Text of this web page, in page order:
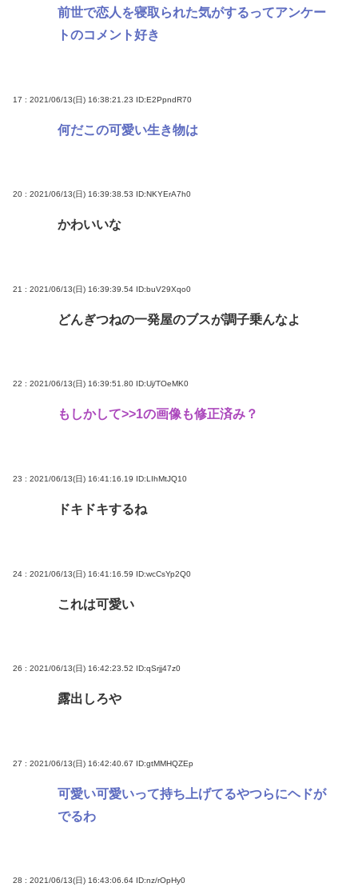
前世で恋人を寝取られた気がするってアンケー
トのコメント好き
17 : 2021/06/13(日) 16:38:21.23 ID:E2PpndR70
何だこの可愛い生き物は
20 : 2021/06/13(日) 16:39:38.53 ID:NKYErA7h0
かわいいな
21 : 2021/06/13(日) 16:39:39.54 ID:buV29Xqo0
どんぎつねの一発屋のブスが調子乗んなよ
22 : 2021/06/13(日) 16:39:51.80 ID:Uj/TOeMK0
もしかして>>1の画像も修正済み？
23 : 2021/06/13(日) 16:41:16.19 ID:LIhMtJQ10
ドキドキするね
24 : 2021/06/13(日) 16:41:16.59 ID:wcCsYp2Q0
これは可愛い
26 : 2021/06/13(日) 16:42:23.52 ID:qSrjj47z0
露出しろや
27 : 2021/06/13(日) 16:42:40.67 ID:gtMMHQZEp
可愛い可愛いって持ち上げてるやつらにヘドが
でるわ
28 : 2021/06/13(日) 16:43:06.64 ID:nz/rOpHy0